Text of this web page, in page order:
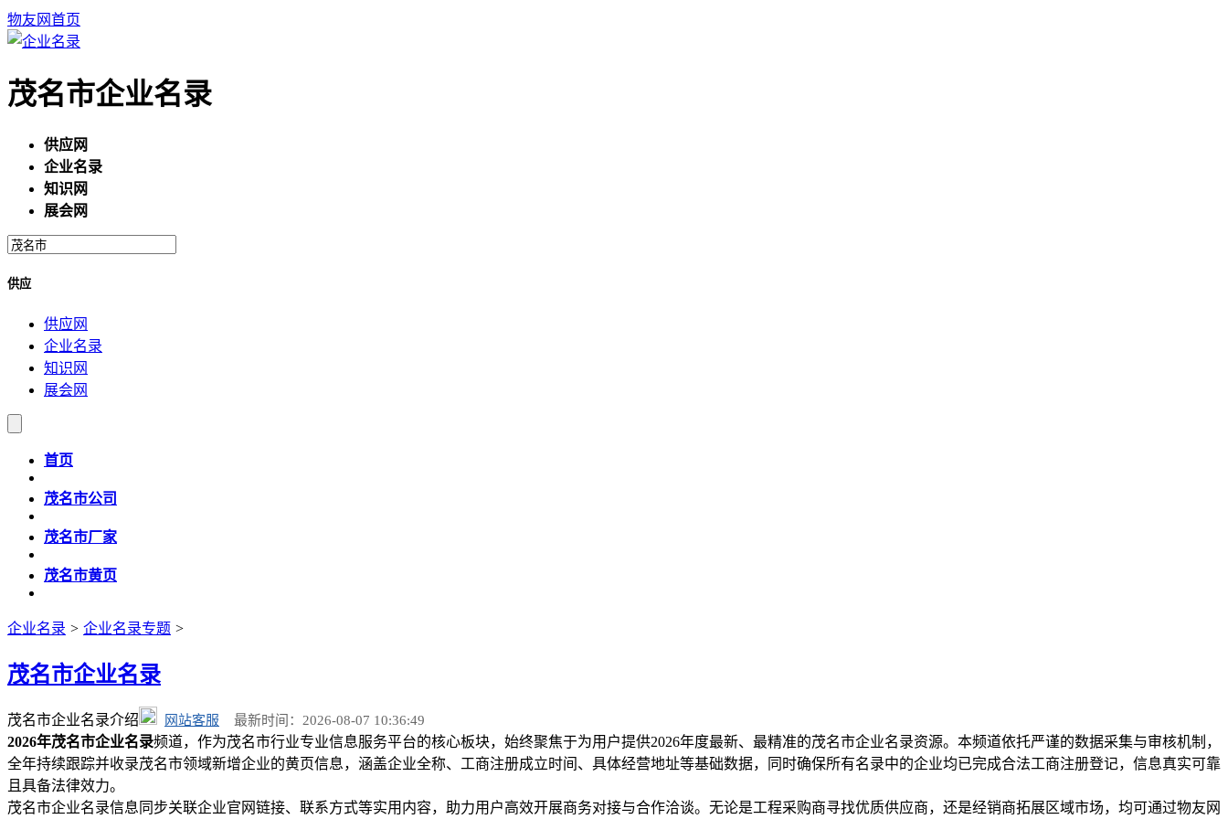
物友网首页
茂名市企业名录
供应网
企业名录
知识网
展会网
供应
供应网
企业名录
知识网
展会网
首页
茂名市公司
茂名市厂家
茂名市黄页
企业名录 > 企业名录专题 >
茂名市企业名录
茂名市企业名录介绍 网站客服 最新时间：2026-08-07 10:36:49
2026年茂名市企业名录频道，作为茂名市行业专业信息服务平台的核心板块，始终聚焦于为用户提供2026年度最新、最精准的茂名市企业名录资源。本频道依托严谨的数据采集与审核机制，
全年持续跟踪并收录茂名市领域新增企业的黄页信息，涵盖企业全称、工商注册成立时间、具体经营地址等基础数据，同时确保所有名录中的企业均已完成合法工商注册登记，信息真实可靠
且具备法律效力。
茂名市企业名录信息同步关联企业官网链接、联系方式等实用内容，助力用户高效开展商务对接与合作洽谈。无论是工程采购商寻找优质供应商，还是经销商拓展区域市场，均可通过物友网